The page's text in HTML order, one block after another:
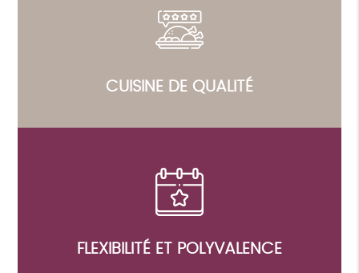
CUISINE DE QUALITÉ
FLEXIBILITÉ ET POLYVALENCE